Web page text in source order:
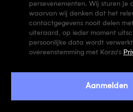
persevenementen. Wij sturen je
waarvan wij denken dat het
contactgegevens nooit delen
uiteraard, op ieder moment
persoonlijke data wordt
overeenstemming met Korzo's
Aanmelden